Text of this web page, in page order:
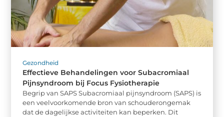
Gezondheid
Effectieve Behandelingen voor Subacromiaal
Pijnsyndroom bij Focus Fysiotherapie
Begrip van SAPS Subacromiaal pijnsyndroom (SAPS) is
een veelvoorkomende bron van schouderongemak
dat de dagelijkse activiteiten kan beperken. Dit